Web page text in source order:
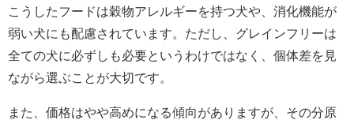
こうしたフードは穀物アレルギーを持つ犬や、消化機能が
弱い犬にも配慮されています。ただし、グレインフリーは
全ての犬に必ずしも必要というわけではなく、個体差を見
ながら選ぶことが大切です。
また、価格はやや高めになる傾向がありますが、その分原